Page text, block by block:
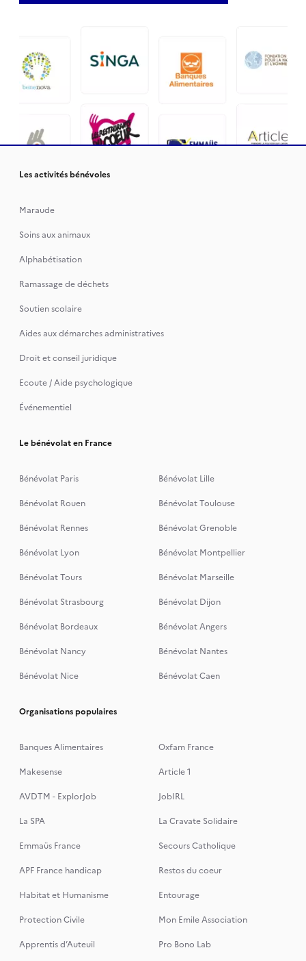
Les activités bénévoles
Maraude
Soins aux animaux
Alphabétisation
Ramassage de déchets
Soutien scolaire
Aides aux démarches administratives
Droit et conseil juridique
Ecoute / Aide psychologique
Événementiel
Le bénévolat en France
Bénévolat Paris
Bénévolat Lille
Bénévolat Rouen
Bénévolat Toulouse
Bénévolat Rennes
Bénévolat Grenoble
Bénévolat Lyon
Bénévolat Montpellier
Bénévolat Tours
Bénévolat Marseille
Bénévolat Strasbourg
Bénévolat Dijon
Bénévolat Bordeaux
Bénévolat Angers
Bénévolat Nancy
Bénévolat Nantes
Bénévolat Nice
Bénévolat Caen
Organisations populaires
Banques Alimentaires
Oxfam France
Makesense
Article 1
AVDTM - ExplorJob
JobIRL
La SPA
La Cravate Solidaire
Emmaüs France
Secours Catholique
APF France handicap
Restos du coeur
Habitat et Humanisme
Entourage
Protection Civile
Mon Emile Association
Apprentis d’Auteuil
Pro Bono Lab